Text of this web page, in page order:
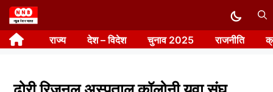
Skip
to
content राज्य देश – विदेश चुनाव 2025 राजनीति